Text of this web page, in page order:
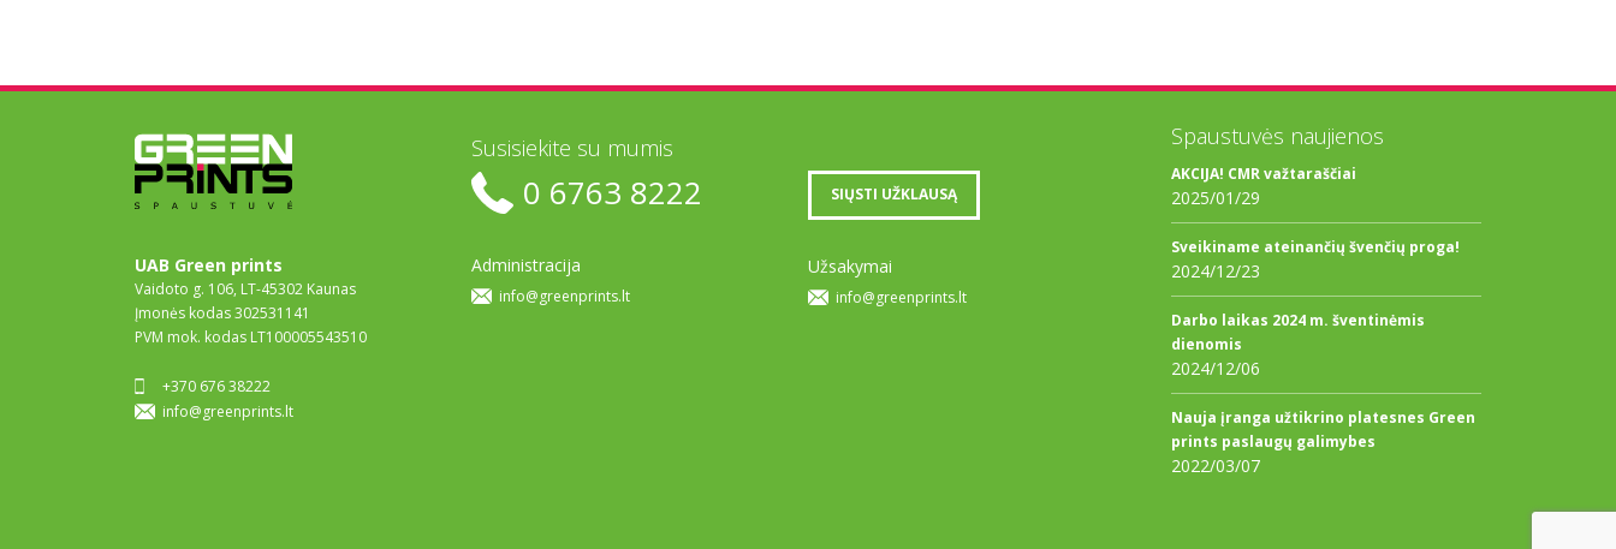
UAB Green prints
Vaidoto g. 106, LT-45302 Kaunas
Įmonės kodas 302531141
PVM mok. kodas LT100005543510
+370 676 38222
info@greenprints.lt
Susisiekite su mumis
0 6763 8222
Administracija
info@greenprints.lt
SIŲSTI UŽKLAUSĄ
Užsakymai
info@greenprints.lt
Spaustuvės naujienos
AKCIJA! CMR važtaraščiai
2025/01/29
Sveikiname ateinančių švenčių proga!
2024/12/23
Darbo laikas 2024 m. šventinėmis
dienomis
2024/12/06
Nauja įranga užtikrino platesnes Green
prints paslaugų galimybes
2022/03/07